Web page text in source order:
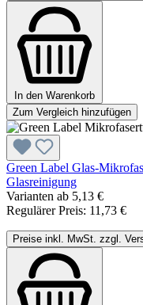
In den Warenkorb
Zum Vergleich hinzufügen
Green Label Glas-
Glasreinigung
Varianten ab 5,13 €
Regulärer Preis: 11,73 €
Preise inkl. MwSt. zzgl.